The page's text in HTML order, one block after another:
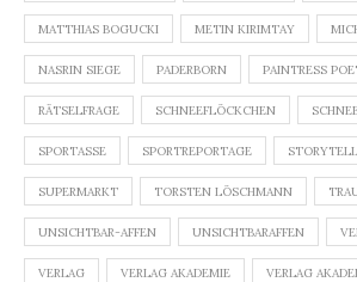
MATTHIAS BOGUCKI METIN KIRIMTAY
NASRIN SIEGE PADERBORN PAINTRESS
RÄTSELFRAGE SCHNEEFLÖCKCHEN
SPORTASSE SPORTREPORTAGE
SUPERMARKT TORSTEN LÖSCHMANN
UNSICHTBAR-AFFEN UNSICHTBARAFFEN
VERLAG VERLAG AKADEMIE VERLAG